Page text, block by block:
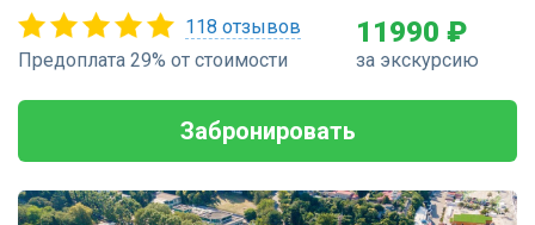
118 отзывов
Предоплата 29% от стоимости
11990 ₽
за экскурсию
Забронировать